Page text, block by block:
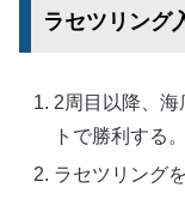
ラセツリング
2周目以降、海
トで勝利する。
ラセツリング